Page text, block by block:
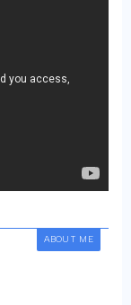
ABOUT ME